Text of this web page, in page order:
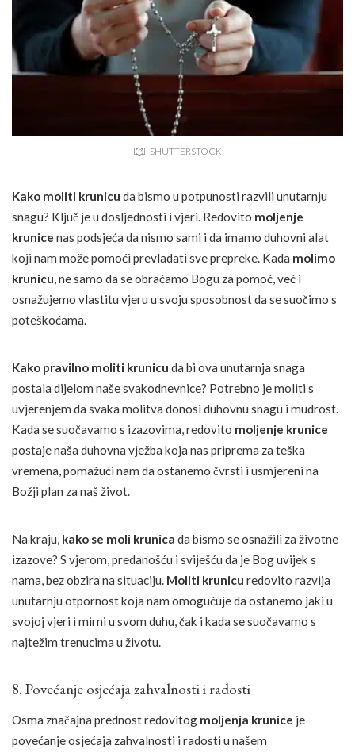
SHUTTERSTOCK
Kako moliti krunicu da bismo u potpunosti razvili unutarnju
snagu? Ključ je u dosljednosti i vjeri. Redovito moljenje
krunice nas podsjeća da nismo sami i da imamo duhovni alat
koji nam može pomoći prevladati sve prepreke. Kada molimo
krunicu, ne samo da se obraćamo Bogu za pomoć, već i
osnažujemo vlastitu vjeru u svoju sposobnost da se suočimo s
poteškoćama.
Kako pravilno moliti krunicu da bi ova unutarnja snaga
postala dijelom naše svakodnevnice? Potrebno je moliti s
uvjerenjem da svaka molitva donosi duhovnu snagu i mudrost.
Kada se suočavamo s izazovima, redovito moljenje krunice
postaje naša duhovna vježba koja nas priprema za teška
vremena, pomažući nam da ostanemo čvrsti i usmjereni na
Božji plan za naš život.
Na kraju, kako se moli krunica da bismo se osnažili za životne
izazove? S vjerom, predanošću i sviješću da je Bog uvijek s
nama, bez obzira na situaciju. Moliti krunicu redovito razvija
unutarnju otpornost koja nam omogućuje da ostanemo jaki u
svojoj vjeri i mirni u svom duhu, čak i kada se suočavamo s
najtežim trenucima u životu.
8. Povećanje osjećaja zahvalnosti i radosti
Osma značajna prednost redovitog moljenja krunice je
povećanje osjećaja zahvalnosti i radosti u našem